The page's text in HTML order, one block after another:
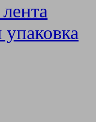
упаковка